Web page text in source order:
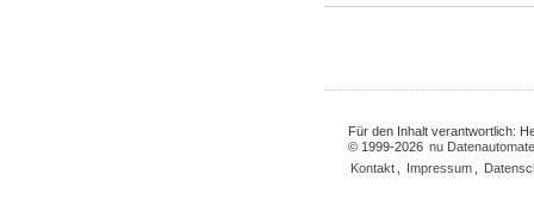
Für den Inhalt verantwortlich:
© 1999-2026 nu
Kontakt
Impressum